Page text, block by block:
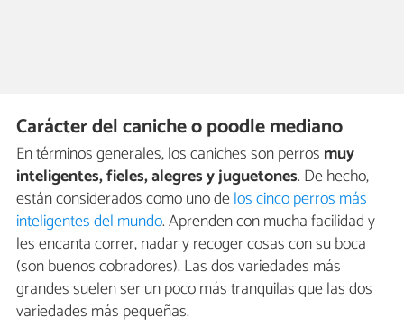
Carácter del caniche o poodle mediano
En términos generales, los caniches son perros muy
inteligentes, fieles, alegres y juguetones. De hecho,
están considerados como uno delos cinco perros más
inteligentes del mundo. Aprenden con mucha facilidad y
les encanta correr, nadar y recoger cosas con su boca
(son buenos cobradores). Las dos variedades más
grandes suelen ser un poco más tranquilas que las dos
variedades más pequeñas.